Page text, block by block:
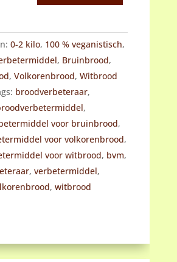
0-2 kilo, 100 % veganistisch,
, Bruinbrood,
, Volkorenbrood, Witbrood
broodverbeteraar,
,
voor bruinbrood,
voor volkorenbrood,
voor witbrood, bvm,
,verbetermiddel,
, witbrood